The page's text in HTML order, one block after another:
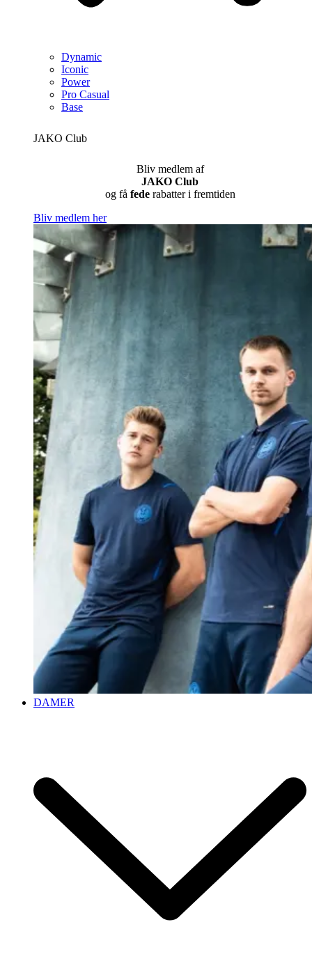
Dynamic
Iconic
Power
Pro Casual
Base
JAKO Club
Bliv medlem af
JAKO Club
og få federabatter i fremtiden
Bliv medlem her
DAMER